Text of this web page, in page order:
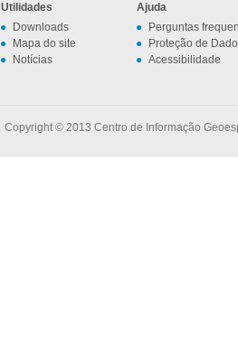
Utilidades
Downloads
Mapa do site
Notícias
Ajuda
Perguntas
Proteção de
Acessibilidade
Copyright © 2013 Centro de Informação